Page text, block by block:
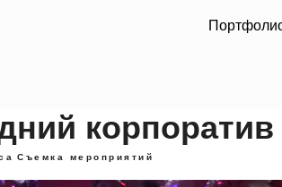
Портфолио Обо
мне
корпоратив
Съемка мероприятий